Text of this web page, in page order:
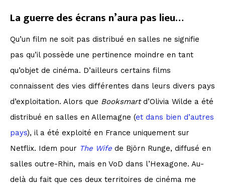
La guerre des écrans n’aura pas lieu…
Qu’un film ne soit pas distribué en salles ne signifie
pas qu’il possède une pertinence moindre en tant
qu’objet de cinéma. D’ailleurs certains films
connaissent des vies différentes dans leurs divers pays
d’exploitation. Alors que Booksmartd’Olivia Wilde a été
distribué en salles en Allemagne (et dans bien d’autres
pays), il a été exploité en France uniquement sur
Netflix. Idem pour The Wife de Björn Runge, diffusé en
salles outre-Rhin, mais en VoD dans l’Hexagone. Au-
delà du fait que ces deux territoires de cinéma me